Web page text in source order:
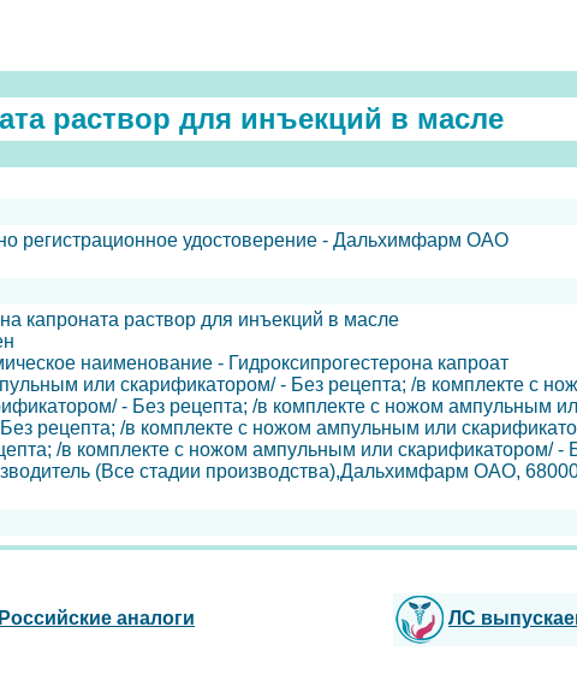
раствор для инъекций в масле
регистрационное удостоверение - Дальхимфарм ОАО
капроната раствор для инъекций в масле
наименование - Гидроксипрогестерона капроат
или скарификатором/ - Без рецепта; /в комплекте с
- Без рецепта; /в комплекте с ножом ампульным
рецепта; /в комплекте с ножом ампульным или
/в комплекте с ножом ампульным или скарификатором/ -
(Все стадии производства),Дальхимфарм ОАО,
Российские аналоги ЛС